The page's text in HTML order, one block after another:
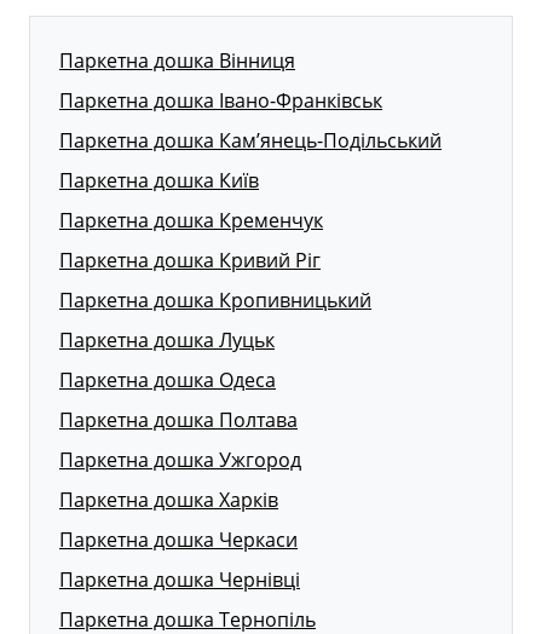
Паркетна дошка Вінниця
Паркетна дошка Івано-Франківськ
Паркетна дошка Кам’янець-Подільський
Паркетна дошка Київ
Паркетна дошка Кременчук
Паркетна дошка Кривий Ріг
Паркетна дошка Кропивницький
Паркетна дошка Луцьк
Паркетна дошка Одеса
Паркетна дошка Полтава
Паркетна дошка Ужгород
Паркетна дошка Харків
Паркетна дошка Черкаси
Паркетна дошка Чернівці
Паркетна дошка Тернопіль